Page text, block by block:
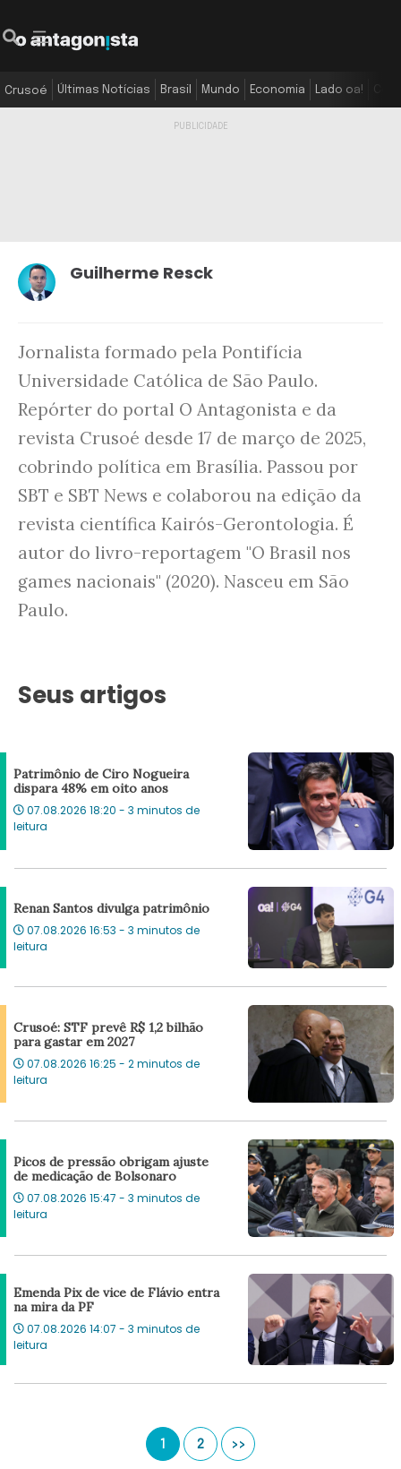
Crusoé Últimas Notícias Brasil Mundo Economia Lado oa!
Guilherme Resck
Jornalista formado pela Pontifícia
Universidade Católica de São Paulo.
Repórter do portal O Antagonista e da
revista Crusoé desde 17 de março de 2025,
cobrindo política em Brasília. Passou por
SBT e SBT News e colaborou na edição da
revista científica Kairós-Gerontologia. É
autor do livro-reportagem "O Brasil nos
games nacionais" (2020). Nasceu em São
Paulo.
Seus artigos
Patrimônio de Ciro Nogueira
dispara 48% em oito anos
07.08.2026 18:20 - 3 minutos de
leitura
Renan Santos divulga patrimônio
07.08.2026 16:53 - 3 minutos de
leitura
Crusoé: STF prevê R$ 1,2 bilhão
para gastar em 2027
07.08.2026 16:25 - 2 minutos de
leitura
Picos de pressão obrigam ajuste
de medicação de Bolsonaro
07.08.2026 15:47 - 3 minutos de
leitura
Emenda Pix de vice de Flávio entra
na mira da PF
07.08.2026 14:07 - 3 minutos de
leitura
1 2 >>